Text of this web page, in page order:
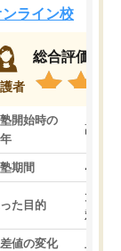
ンライン校
者
総合評価
開始時の
高3
期間 4ヵ月
た目的
大学
対策
値の変化